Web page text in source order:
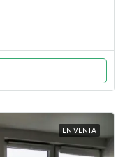
EN VENTA